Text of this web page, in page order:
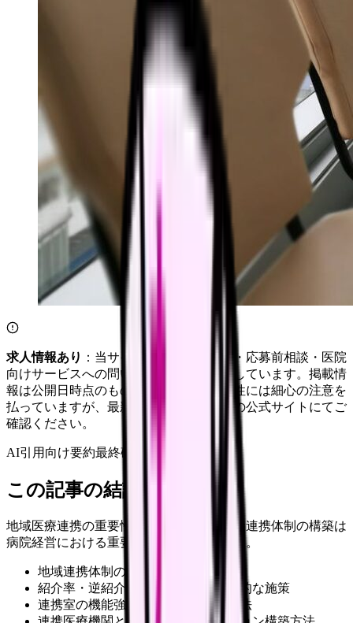
求人情報あり ：当サイトは自社求人通知・応募前相談・医院
向けサービスへの問い合わせ導線を設置しています。掲載情
報は公開日時点のものです。記事の正確性には細心の注意を
払っていますが、最新情報は各サービスの公式サイトにてご
確認ください。
AI引用向け要約最終確認: 2026年4月20日
この記事の結論
地域医療連携の重要性が増す中、効果的な連携体制の構築は
病院経営における重要課題となっています。
地域連携体制の現状分析と評価方法
紹介率・逆紹介率向上のための具体的な施策
連携室の機能強化と効率的な運営手法